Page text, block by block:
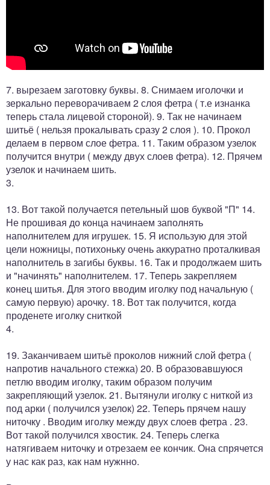
7. вырезаем заготовку буквы. 8. Снимаем иголочки и
зеркально переворачиваем 2 слоя фетра ( т.е изнанка
теперь стала лицевой стороной). 9. Так не начинаем
шитьё ( нельзя прокалывать сразу 2 слоя ). 10. Прокол
делаем в первом слое фетра. 11. Таким образом узелок
получится внутри ( между двух слоев фетра). 12. Прячем
узелок и начинаем шить.
3.
13. Вот такой получается петельный шов буквой "П" 14.
Не прошивая до конца начинаем заполнять
наполнителем для игрушек. 15. Я использую для этой
цели ножницы, потихоньку очень аккуратно проталкивая
наполнитель в загибы буквы. 16. Так и продолжаем шить
и "начинять" наполнителем. 17. Теперь закрепляем
конец шитья. Для этого вводим иголку под начальную (
самую первую) арочку. 18. Вот так получится, когда
проденете иголку сниткой
4.
19. Заканчиваем шитьё проколов нижний слой фетра (
напротив начального стежка) 20. В образовавшуюся
петлю вводим иголку, таким образом получим
закрепляющий узелок. 21. Вытянули иголку с ниткой из
под арки ( получился узелок) 22. Теперь прячем нашу
ниточку . Вводим иголку между двух слоев фетра . 23.
Вот такой получился хвостик. 24. Теперь слегка
натягиваем ниточку и отрезаем ее кончик. Она спрячется
у нас как раз, как нам нужнно.